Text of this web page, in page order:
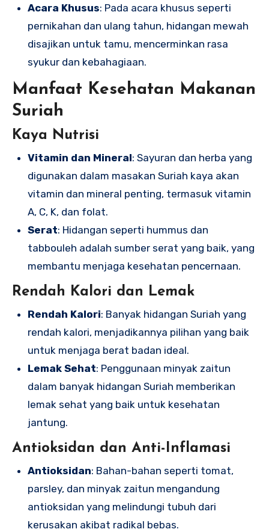
Acara Khusus: Pada acara khusus seperti
pernikahan dan ulang tahun, hidangan mewah
disajikan untuk tamu, mencerminkan rasa
syukur dan kebahagiaan.
Manfaat Kesehatan Makanan
Suriah
Kaya Nutrisi
Vitamin dan Mineral: Sayuran dan herba yang
digunakan dalam masakan Suriah kaya akan
vitamin dan mineral penting, termasuk vitamin
A, C, K, dan folat.
Serat: Hidangan seperti hummus dan
tabbouleh adalah sumber serat yang baik, yang
membantu menjaga kesehatan pencernaan.
Rendah Kalori dan Lemak
Rendah Kalori: Banyak hidangan Suriah yang
rendah kalori, menjadikannya pilihan yang baik
untuk menjaga berat badan ideal.
Lemak Sehat: Penggunaan minyak zaitun
dalam banyak hidangan Suriah memberikan
lemak sehat yang baik untuk kesehatan
jantung.
Antioksidan dan Anti-Inflamasi
Antioksidan: Bahan-bahan seperti tomat,
parsley, dan minyak zaitun mengandung
antioksidan yang melindungi tubuh dari
kerusakan akibat radikal bebas.